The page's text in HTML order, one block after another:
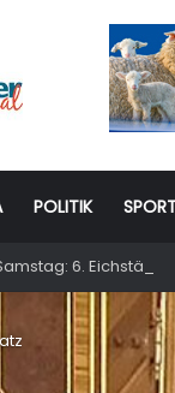
POLITIK
6.